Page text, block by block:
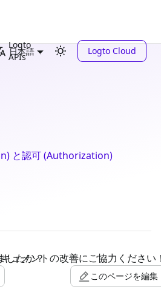
Logto
APIs
日本語
Logto Cloud
と認可 (Authorization)
したか？
ュメントの改善にご協力ください
このページを編集